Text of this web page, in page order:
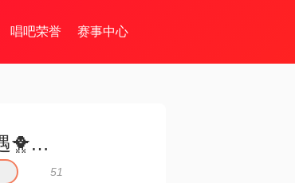
唱吧荣誉 赛事中心
真情相遇🐥🐌🐆
51